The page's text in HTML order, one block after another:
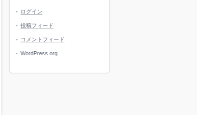
ログイン
投稿フィード
コメントフィード
WordPress.org